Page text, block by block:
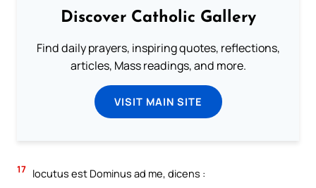
Discover Catholic Gallery
Find daily prayers, inspiring quotes, reflections,
articles, Mass readings, and more.
VISIT MAIN SITE
17 locutus est Dominus ad me, dicens :